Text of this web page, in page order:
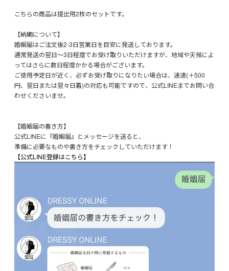
こちらの商品は提出用2枚のセットです。
【納期について】
婚姻届はご注文後2-3日営業日を目安に発送しております。
通常発送の翌日～3日程度でお受け取りいただけますが、地域や天候によ
ってはさらに数日程度かかる場合がございます。
ご使用予定日が近く、必ずお受け取りになりたい場合は、速達(＋500
円、翌日または翌々日着)の対応も可能ですので、公式LINEまでお問い合
わせくださいませ。
【婚姻届の書き方】
公式LINEに『婚姻届』とメッセージを送ると、
準備に必要なものや書き方をチェックしていただけます！
【公式LINE登録はこちら】